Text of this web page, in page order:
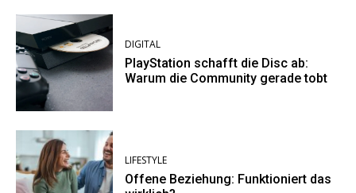
DIGITAL
PlayStation schafft die Disc ab:
Warum die Community gerade tobt
LIFESTYLE
Offene Beziehung: Funktioniert das